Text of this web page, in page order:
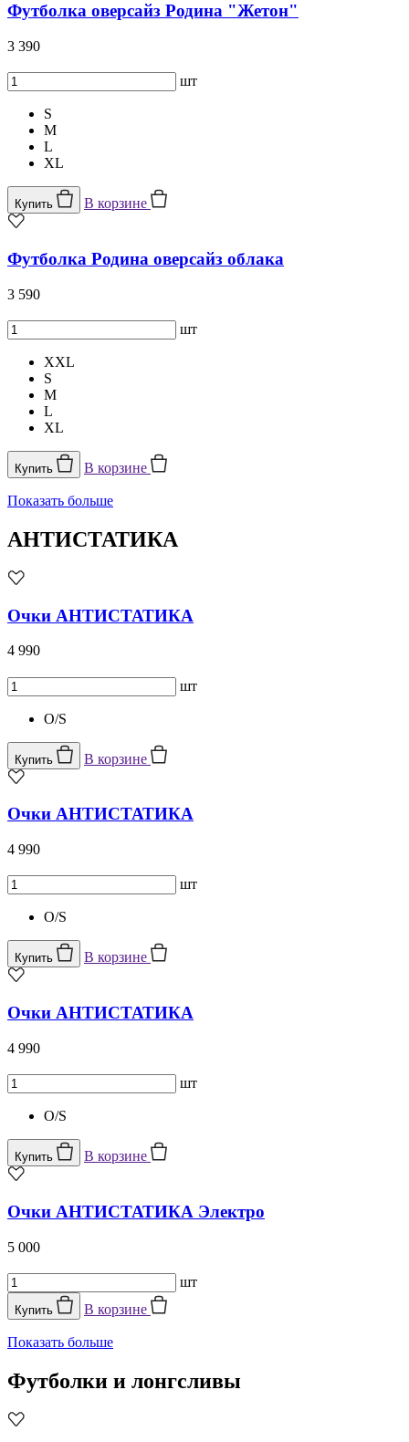
Футболка оверсайз Родина "Жетон"
3 390
шт
S
M
L
XL
Купить В корзине
Футболка Родина оверсайз облака
3 590
шт
XXL
S
M
L
XL
Купить В корзине
Показать больше
АНТИСТАТИКА
Очки АНТИСТАТИКА
4 990
шт
O/S
Купить В корзине
Очки АНТИСТАТИКА
4 990
шт
O/S
Купить В корзине
Очки АНТИСТАТИКА
4 990
шт
O/S
Купить В корзине
Очки АНТИСТАТИКА Электро
5 000
шт
Купить В корзине
Показать больше
Футболки и лонгсливы